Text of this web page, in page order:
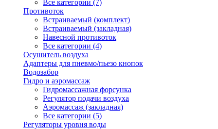
Все категории (7)
Противоток
Встраиваемый (комплект)
Встраиваемый (закладная)
Навесной противоток
Все категории (4)
Осушитель воздуха
Адаптеры для пневмо/пьезо кнопок
Водозабор
Гидро и аэромассаж
Гидромассажная форсунка
Регулятор подачи воздуха
Аэромассаж (закладная)
Все категории (5)
Регуляторы уровня воды